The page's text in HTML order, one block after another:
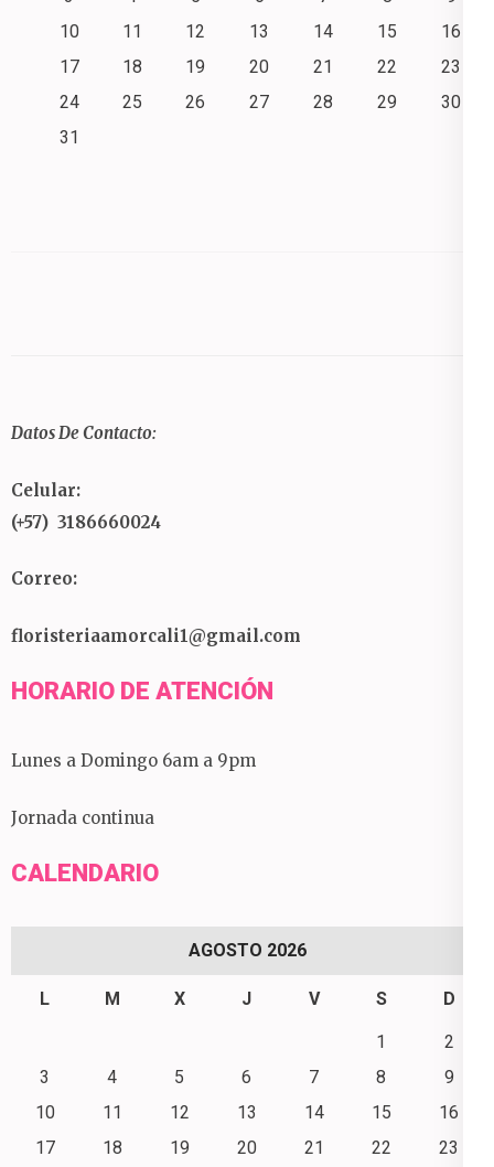
10
11 12 13 14 15
16
17
18 19 20 21 22
23
24
25 26 27 28 29
30
31
Datos De Contacto:
Celular:
(+57) 3186660024
Correo:
floristeriaamorcali1@gmail.com
HORARIO DE ATENCIÓN
Lunes a Domingo 6am a 9pm
Jornada continua
CALENDARIO
AGOSTO 2026
L M X J V S D
1
2
3
4 5 6 7 8
9
10
11 12 13 14 15
16
17
18 19 20 21 22
23